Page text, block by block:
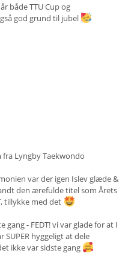
både TTU Cup og
god grund til jubel
Lyngby Taekwondo
var der igen Islev glæde &
den ærefulde titel som Årets
tillykke med det
- FEDT! vi var glade for at I
hyggeligt at dele
ikke var sidste gang